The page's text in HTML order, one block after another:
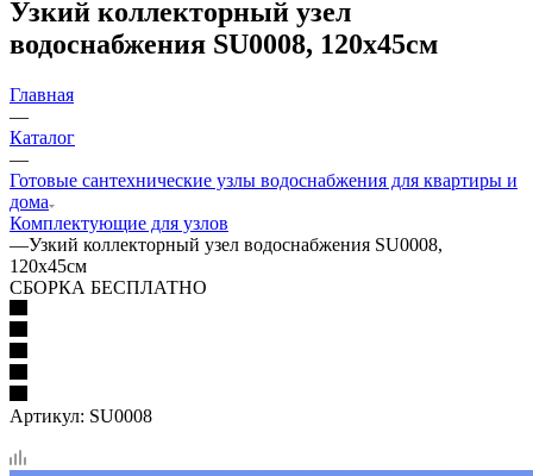
Узкий коллекторный узел
водоснабжения SU0008, 120х45см
Главная
—
Каталог
—
Готовые сантехнические узлы водоснабжения для квартиры и
дома
Комплектующие для узлов
—Узкий коллекторный узел водоснабжения SU0008,
120х45см
СБОРКА БЕСПЛАТНО
Артикул: SU0008